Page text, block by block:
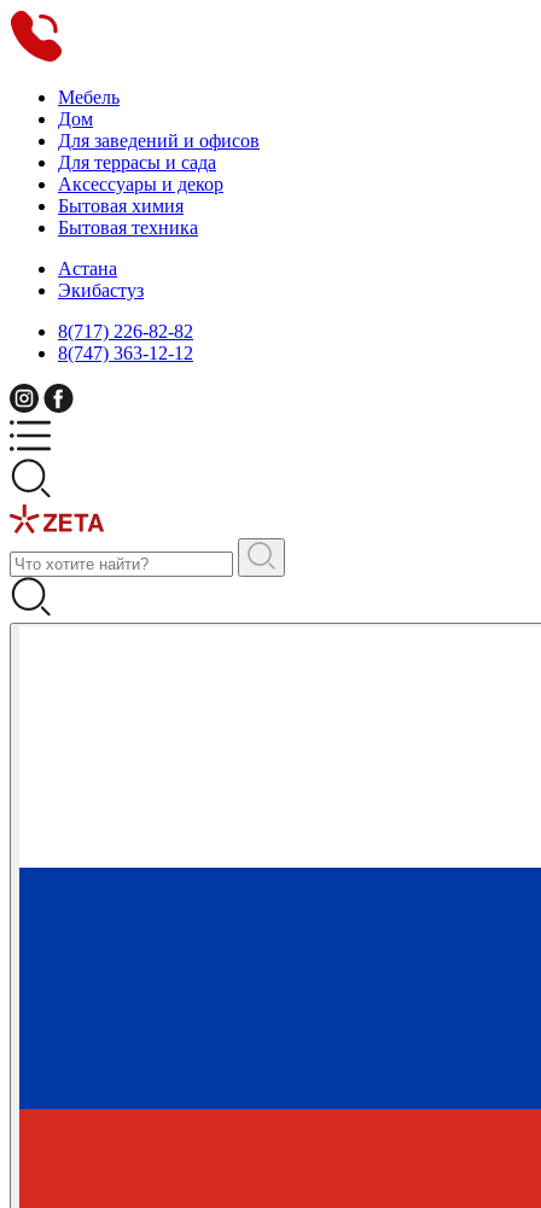
Мебель
Дом
Для заведений и офисов
Для террасы и сада
Аксессуары и декор
Бытовая химия
Бытовая техника
Астана
Экибастуз
8(717) 226-82-82
8(747) 363-12-12